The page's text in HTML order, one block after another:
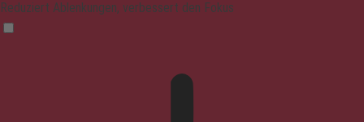
Reduziert Ablenkungen, verbessert den Fokus